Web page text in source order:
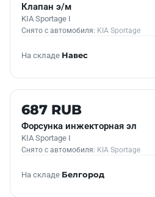
Клапан э/м
KIA Sportage I
Снято с автомобиля: KIA Sportage
На складе Навес
Б/У В НАЛИЧИИ
687 RUB
Форсунка инжекторная эл
KIA Sportage I
Снято с автомобиля: KIA Sportage
На складе Белгород